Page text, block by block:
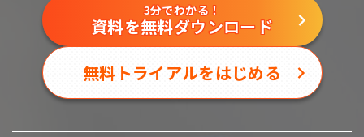
3分でわかる！
資料を無料ダウンロード
無料トライアルをはじめる